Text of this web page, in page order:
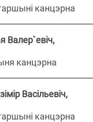
канцэрна
Валер`евіч,
канцэрна
Васільевіч,
канцэрна